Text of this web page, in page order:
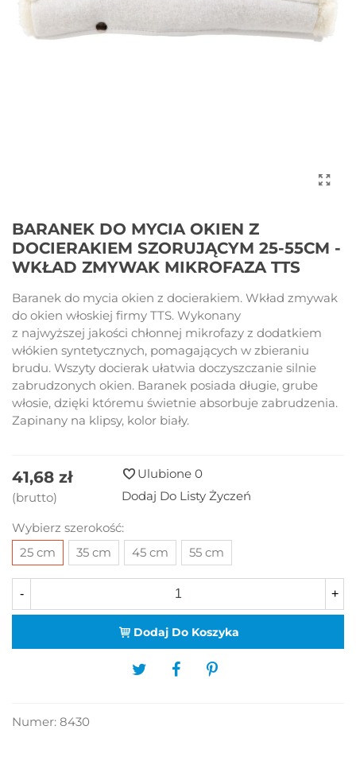
BARANEK DO MYCIA OKIEN Z
DOCIERAKIEM SZORUJĄCYM 25-55CM -
WKŁAD ZMYWAK MIKROFAZA TTS
Baranek do mycia okien z docierakiem. Wkład zmywak
do okien włoskiej firmy TTS. Wykonany
z najwyższej jakości chłonnej mikrofazy z dodatkiem
włókien syntetycznych, pomagających w zbieraniu
brudu. Wszyty docierak ułatwia doczyszczanie silnie
zabrudzonych okien. Baranek posiada długie, grube
włosie, dzięki któremu świetnie absorbuje zabrudzenia.
Zapinany na klipsy, kolor biały.
41,68 zł
(brutto)
Ulubione 0
Dodaj Do Listy Życzeń
Wybierz szerokość:
25 cm
35 cm 45 cm 55 cm
- +
Dodaj Do Koszyka
Numer: 8430